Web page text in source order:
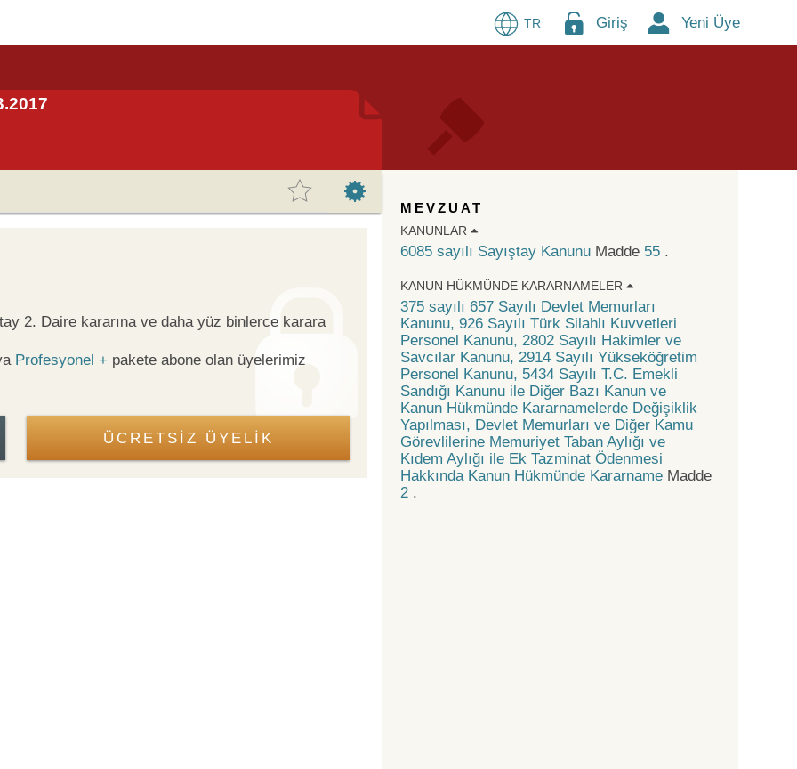
TR Giriş Yeni Üye
2. Daire kararına ve daha yüz binlerce karara
Profesyonel + pakete abone olan üyelerimiz
ÜCRETSİZ ÜYELİK
MEVZUAT
KANUNLAR
6085 sayılı Sayıştay Kanunu Madde 55 .
KANUN HÜKMÜNDE KARARNAMELER
375 sayılı 657 Sayılı Devlet Memurları
Kanunu, 926 Sayılı Türk Silahlı Kuvvetleri
Personel Kanunu, 2802 Sayılı Hakimler ve
Savcılar Kanunu, 2914 Sayılı Yükseköğretim
Personel Kanunu, 5434 Sayılı T.C. Emekli
Sandığı Kanunu ile Diğer Bazı Kanun ve
Kanun Hükmünde Kararnamelerde Değişiklik
Yapılması, Devlet Memurları ve Diğer Kamu
Görevlilerine Memuriyet Taban Aylığı ve
Kıdem Aylığı ile Ek Tazminat Ödenmesi
Hakkında Kanun Hükmünde Kararname Madde
2 .